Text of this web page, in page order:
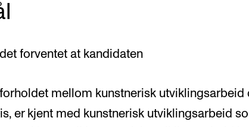
forventet at kandidaten
mellom kunstnerisk utviklingsarbeid
er kjent med kunstnerisk utviklingsarbeid